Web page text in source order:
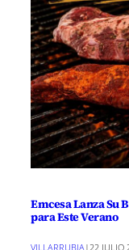
Emcesa Lanza Su
para Este Verano
VILLARRUBIA|22 JULIO